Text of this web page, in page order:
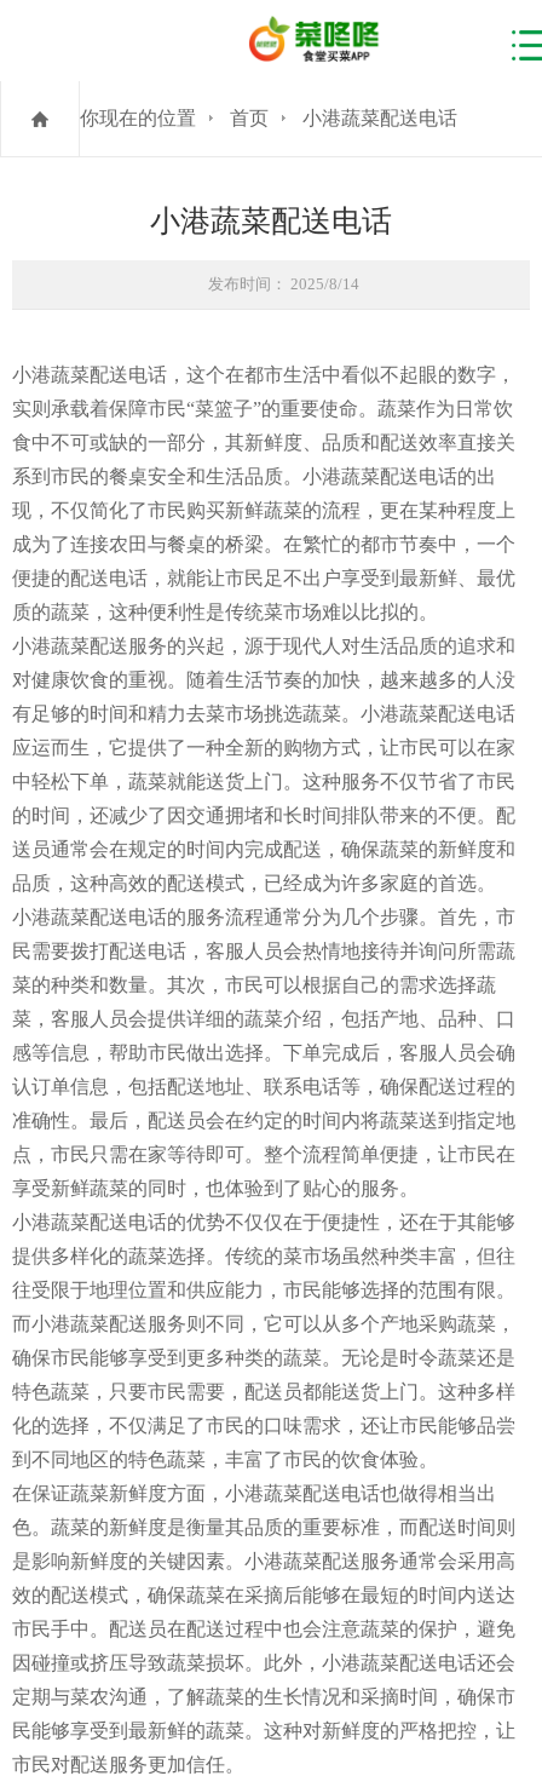
你现在的位置 首页 小港蔬菜配送电话
小港蔬菜配送电话
发布时间： 2025/8/14
小港蔬菜配送电话，这个在都市生活中看似不起眼的数字，
实则承载着保障市民“菜篮子”的重要使命。蔬菜作为日常饮
食中不可或缺的一部分，其新鲜度、品质和配送效率直接关
系到市民的餐桌安全和生活品质。小港蔬菜配送电话的出
现，不仅简化了市民购买新鲜蔬菜的流程，更在某种程度上
成为了连接农田与餐桌的桥梁。在繁忙的都市节奏中，一个
便捷的配送电话，就能让市民足不出户享受到最新鲜、最优
质的蔬菜，这种便利性是传统菜市场难以比拟的。
小港蔬菜配送服务的兴起，源于现代人对生活品质的追求和
对健康饮食的重视。随着生活节奏的加快，越来越多的人没
有足够的时间和精力去菜市场挑选蔬菜。小港蔬菜配送电话
应运而生，它提供了一种全新的购物方式，让市民可以在家
中轻松下单，蔬菜就能送货上门。这种服务不仅节省了市民
的时间，还减少了因交通拥堵和长时间排队带来的不便。配
送员通常会在规定的时间内完成配送，确保蔬菜的新鲜度和
品质，这种高效的配送模式，已经成为许多家庭的首选。
小港蔬菜配送电话的服务流程通常分为几个步骤。首先，市
民需要拨打配送电话，客服人员会热情地接待并询问所需蔬
菜的种类和数量。其次，市民可以根据自己的需求选择蔬
菜，客服人员会提供详细的蔬菜介绍，包括产地、品种、口
感等信息，帮助市民做出选择。下单完成后，客服人员会确
认订单信息，包括配送地址、联系电话等，确保配送过程的
准确性。最后，配送员会在约定的时间内将蔬菜送到指定地
点，市民只需在家等待即可。整个流程简单便捷，让市民在
享受新鲜蔬菜的同时，也体验到了贴心的服务。
小港蔬菜配送电话的优势不仅仅在于便捷性，还在于其能够
提供多样化的蔬菜选择。传统的菜市场虽然种类丰富，但往
往受限于地理位置和供应能力，市民能够选择的范围有限。
而小港蔬菜配送服务则不同，它可以从多个产地采购蔬菜，
确保市民能够享受到更多种类的蔬菜。无论是时令蔬菜还是
特色蔬菜，只要市民需要，配送员都能送货上门。这种多样
化的选择，不仅满足了市民的口味需求，还让市民能够品尝
到不同地区的特色蔬菜，丰富了市民的饮食体验。
在保证蔬菜新鲜度方面，小港蔬菜配送电话也做得相当出
色。蔬菜的新鲜度是衡量其品质的重要标准，而配送时间则
是影响新鲜度的关键因素。小港蔬菜配送服务通常会采用高
效的配送模式，确保蔬菜在采摘后能够在最短的时间内送达
市民手中。配送员在配送过程中也会注意蔬菜的保护，避免
因碰撞或挤压导致蔬菜损坏。此外，小港蔬菜配送电话还会
定期与菜农沟通，了解蔬菜的生长情况和采摘时间，确保市
民能够享受到最新鲜的蔬菜。这种对新鲜度的严格把控，让
市民对配送服务更加信任。